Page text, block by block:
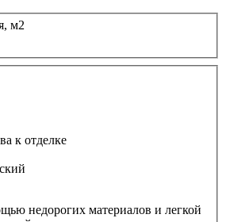
м2
к отделке
недорогих материалов и легкой